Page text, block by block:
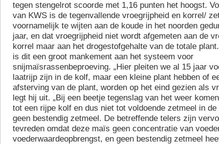
tegen stengelrot scoorde met 1,16 punten het hoogst.
van KWS is de tegenvallende vroegrijpheid en korrel/
voornamelijk te wijten aan de koude in het noorden
jaar, en dat vroegrijpheid niet wordt afgemeten aan de
korrel maar aan het drogestofgehalte van de totale
is dit een groot mankement aan het systeem voor
snijmaïsrassenbeproeving. „Hier pleiten we al 15 jaar
laatrijp zijn in de kolf, maar een kleine plant hebben of
afsterving van de plant, worden op het eind gezien als
legt hij uit. „Bij een beetje tegenslag van het weer
tot een rijpe kolf en dus niet tot voldoende zetmeel in
geen bestendig zetmeel. De betreffende telers zijn
tevreden omdat deze maïs geen concentratie van
voederwaardeopbrengst, en geen bestendig zetmeel